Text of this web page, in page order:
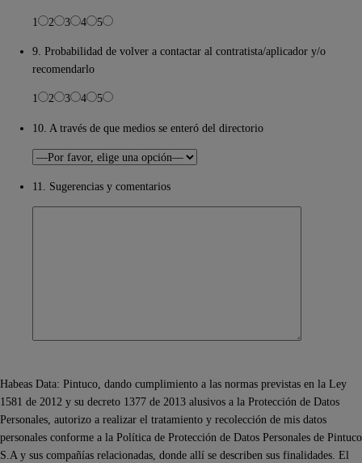
1 2 3 4 5
9. Probabilidad de volver a contactar al contratista/aplicador y/o
recomendarlo
1 2 3 4 5
10. A través de que medios se enteró del directorio
11. Sugerencias y comentarios
Habeas Data: Pintuco, dando cumplimiento a las normas previstas en la Ley
1581 de 2012 y su decreto 1377 de 2013 alusivos a la Protección de Datos
Personales, autorizo a realizar el tratamiento y recolección de mis datos
personales conforme a la Política de Protección de Datos Personales de Pintuco
S.A y sus compañías relacionadas, donde allí se describen sus finalidades. El